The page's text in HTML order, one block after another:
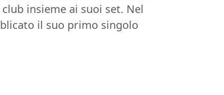
insieme ai suoi set. Nel
il suo primo singolo